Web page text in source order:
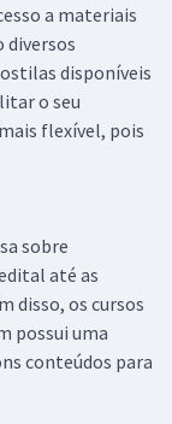
a materiais
diversos
disponíveis
o seu
flexível, pois
sobre
até as
disso, os cursos
possui uma
conteúdos para